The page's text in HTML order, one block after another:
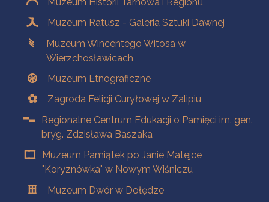
Muzeum Ratusz - Galeria Sztuki Dawnej
Muzeum Wincentego Witosa w
Wierzchosławicach
Muzeum Etnograficzne
Zagroda Felicji Curyłowej w Zalipiu
Regionalne Centrum Edukacji o Pamięci im. gen.
bryg. Zdzisława Baszaka
Muzeum Pamiątek po Janie Matejce
"Koryznówka" w Nowym Wiśniczu
Muzeum Dwór w Dołędze